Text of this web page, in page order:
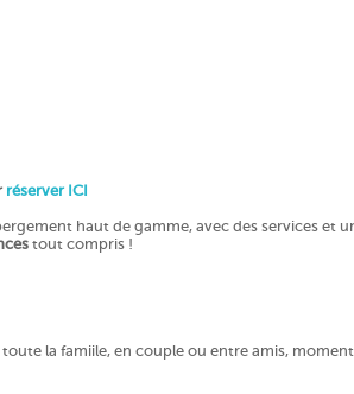
réserver ICI
haut de gamme, avec des services et
tout compris !
la famiile, en couple ou entre amis,